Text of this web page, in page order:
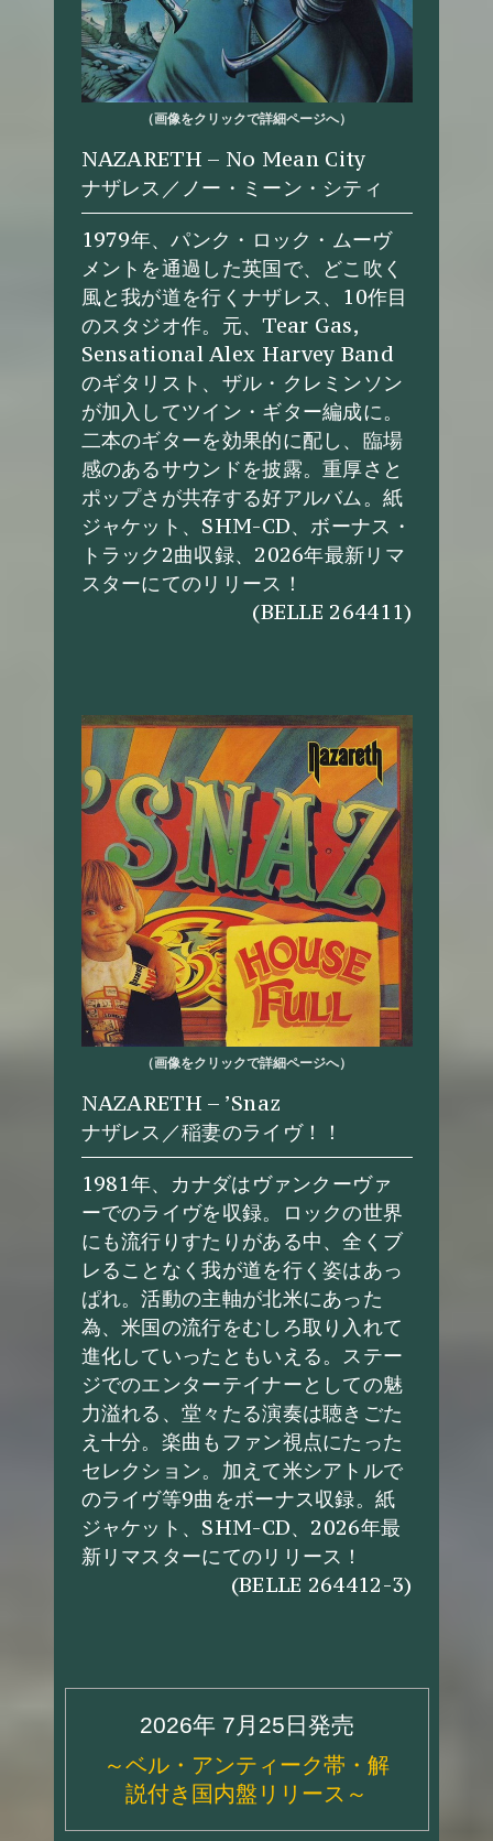
（画像をクリックで詳細ページへ）
NAZARETH – No Mean City
ナザレス／ノー・ミーン・シティ
1979年、パンク・ロック・ムーヴ
メントを通過した英国で、どこ吹く
風と我が道を行くナザレス、10作目
のスタジオ作。元、Tear Gas,
Sensational Alex Harvey Band
のギタリスト、ザル・クレミンソン
が加入してツイン・ギター編成に。
二本のギターを効果的に配し、臨場
感のあるサウンドを披露。重厚さと
ポップさが共存する好アルバム。紙
ジャケット、SHM-CD、ボーナス・
トラック2曲収録、2026年最新リマ
スターにてのリリース！
(BELLE 264411)
（画像をクリックで詳細ページへ）
NAZARETH – ’Snaz
ナザレス／稲妻のライヴ！！
1981年、カナダはヴァンクーヴァ
ーでのライヴを収録。ロックの世界
にも流行りすたりがある中、全くブ
レることなく我が道を行く姿はあっ
ぱれ。活動の主軸が北米にあった
為、米国の流行をむしろ取り入れて
進化していったともいえる。ステー
ジでのエンターテイナーとしての魅
力溢れる、堂々たる演奏は聴きごた
え十分。楽曲もファン視点にたった
セレクション。加えて米シアトルで
のライヴ等9曲をボーナス収録。紙
ジャケット、SHM-CD、2026年最
新リマスターにてのリリース！
(BELLE 264412-3)
2026年 7月25日発売
～ベル・アンティーク帯・解
説付き国内盤リリース～